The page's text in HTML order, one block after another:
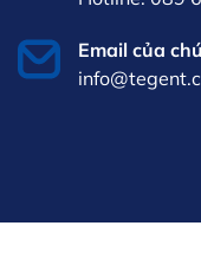
089 616
Email của